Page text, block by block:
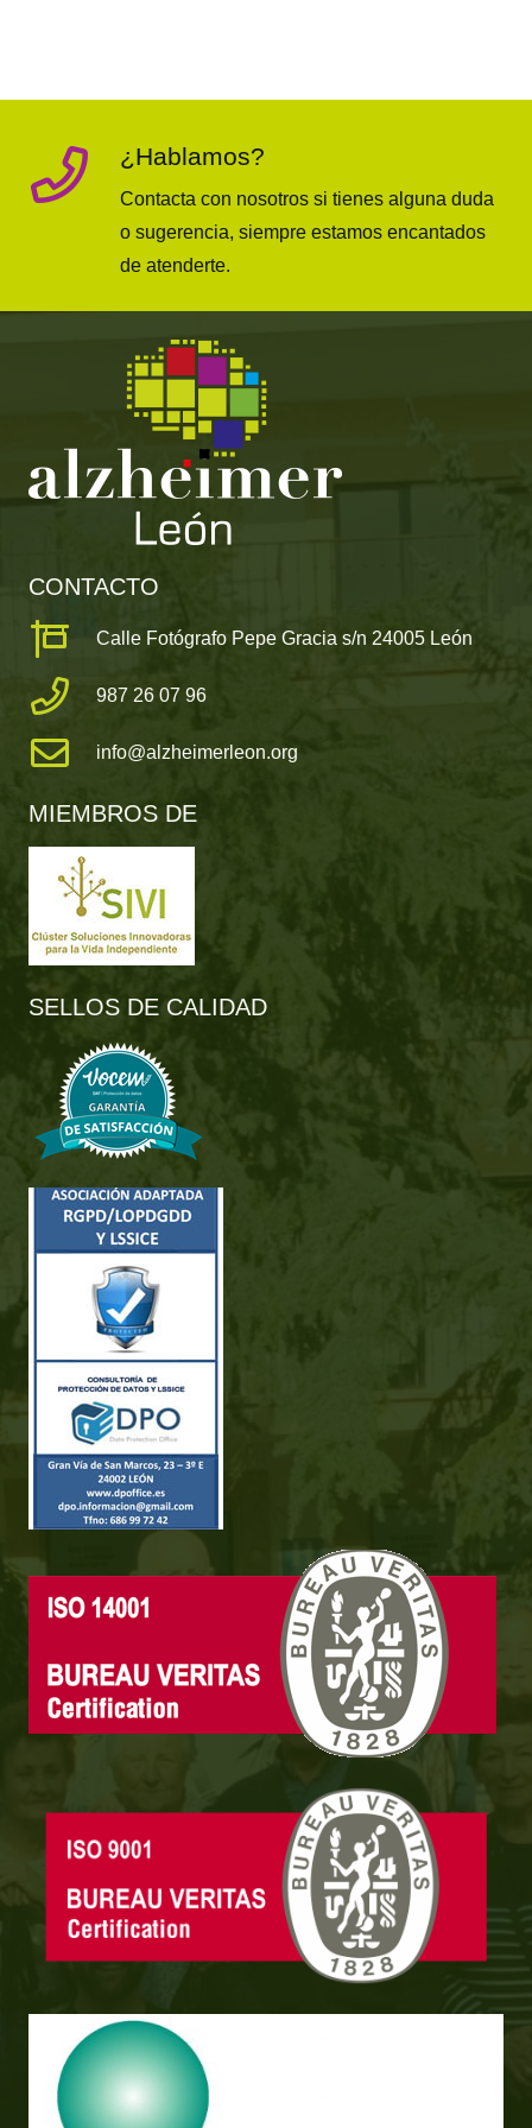
¿Hablamos?
Contacta con nosotros si tienes alguna duda
o sugerencia, siempre estamos encantados
de atenderte.
CONTACTO
Calle Fotógrafo Pepe Gracia s/n 24005 León
987 26 07 96
info@alzheimerleon.org
MIEMBROS DE
SELLOS DE CALIDAD